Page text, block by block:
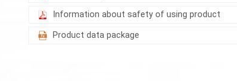
Information about safety of using product
Product data package